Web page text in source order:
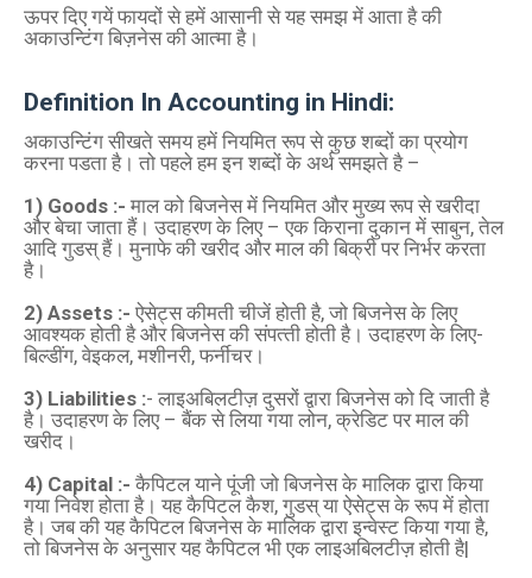
ऊपर दिए गयें फायदों से हमें आसानी से यह समझ में आता है की
अकाउन्टिंग बिज़नेस की आत्मा है।
Definition In Accounting in Hindi:
अकाउन्टिंग सीखते समय हमें नियमित रूप से कुछ शब्दों का प्रयोग
करना पडता है। तो पहले हम इन शब्दों के अर्थ समझते है –
1) Goods :- माल को बिजनेस में नियमित और मुख्‍य रूप से खरीदा
और बेचा जाता हैं। उदाहरण के लिए – एक किराना दुकान में साबुन, तेल
आदि गुडस् हैं। मुनाफे की खरीद और माल की बिक्री पर निर्भर करता
है।
2) Assets :- ऐसेट्स कीमती चीजें होती है, जो बिजनेस के लिए
आवश्यक होती है और बिजनेस की संपत्‍ती होती है। उदाहरण के लिए-
बिल्‍डींग, वेइकल, मशीनरी, फर्नीचर।
3) Liabilities :- लाइअबिलटीज़ दुसरों द्वारा बिजनेस को दि जाती है
है। उदाहरण के लिए – बैंक से लिया गया लोन, क्रेडिट पर माल की
खरीद।
4) Capital :- कैपिटल याने पूंजी जो बिजनेस के मालिक द्वारा किया
गया निवेश होता है। यह कैपिटल कैश, गुडस् या ऐसेट्स के रूप में होता
है। जब की यह कैपिटल बिजनेस के मालिक द्वारा इन्वेस्ट किया गया है,
तो बिजनेस के अनुसार यह कैपिटल भी एक लाइअबिलटीज़ होती है|